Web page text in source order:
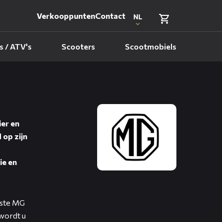
VerkooppuntenContact NL
/ ATV's Scooters Scootmobiels
en
op zijn
en
MG
u